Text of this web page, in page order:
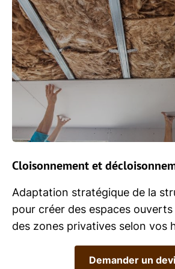
Cloisonnement et
Adaptation stratégique de la
pour créer des espaces
des zones privatives selon vos
Demander un